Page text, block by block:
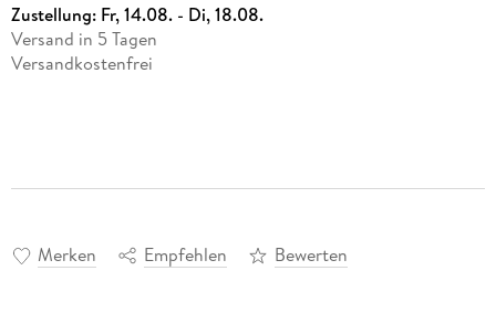
Zustellung: Fr, 14.08. - Di, 18.08.
Versand in 5 Tagen
Versandkostenfrei
Merken Empfehlen Bewerten